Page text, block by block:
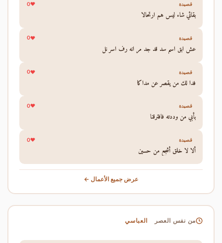
قصيدة 0
بقائي شاء ليس هم ارتحالا
قصيدة 0
عش ابق اسم سد قد جد مر انه رف اسر نل
قصيدة 0
فدا لك من يقصر عن مداكا
قصيدة 0
بأبي من وددته فافترقنا
قصيدة 0
ألا لا خلق أشجع من حسين
عرض جميع الأعمال ←
من نفس العصر العباسي